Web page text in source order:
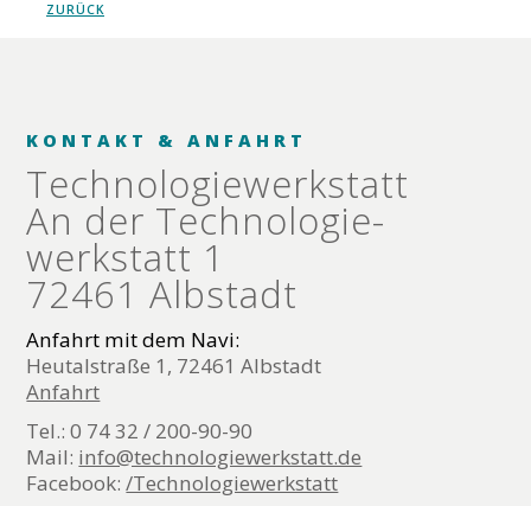
ZURÜCK
KONTAKT & ANFAHRT
Technologie­werkstatt
An der Technologie­
werkstatt 1
72461 Albstadt
Anfahrt mit dem Navi:
Heutalstraße 1, 72461 Albstadt
Anfahrt
Tel.: 0 74 32 / 200-90-90
Mail: info@technologiewerkstatt.de
Facebook:/Technologiewerkstatt